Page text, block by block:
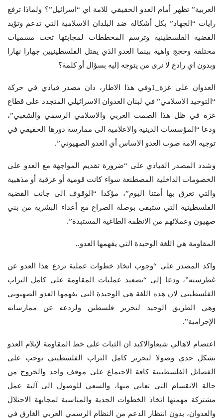
العربية” تظهر أمام العدو الحقيقي للامة اي “اسرائيل”؟ ولماذا ترفع
رايات “الجهاد” بكل أشكاله ضد البلدان الاسلامية التي تدعم وتؤيد
القضية الفلسطينية وترسم المخططات لمجابتها تحت مسميات
مختلفة وحجج واهية بينما العدو الذي يقتل الفلسطينيين جهارا نهارا
وبدون اي رادع لا نرى من يتوجه إليه بسؤال أو كلمة؟
العدوان على غزة_1وفي هذا الاطار، دان مصدر قيادي في حركة
“التوحيد الاسلامي” في لبنان العدوان الاسرائيلي المتجدد على قطاع
غزة في ظل هذا الصمت العربي والاسلامي الرسمي والشعبي”،
ودعا “المؤسسات الدينية والاعلامية الى ممارسة دورها الحقيقي في
توجيه الامة صوب العدو الاساس أي العدو الصهيوني”.
وشدد المصدر القيادي على “ضرورة تقديم المواجهة مع العدو على
الخصومات الداخلية المصطنعة سواء كانت قومية أو عرقية أو مذهبية
والتي تغرق بها أمتنا اليوم”، مؤكدا “الوقوف الى جانب القضية
الفلسطينية التي ستبقى بوصلة الصراع مع أعداء البشرية من بني
صهيون وعملائهم من الانظمة الطاغية المستبدة”.
المقاومة هي اللغة الوحيدة التي يفهمها العدو..
واكد المصدر على “وجوب اتخاذ خطوات عملية تردع هذا العدو عن
غطرسته”، ودعا إلى “تصعيد عمليات المقاومة على كامل التراب
الفلسطيني لان هذه اللغة هي الوحيدة التي يفهمها العدو الصهيوني
وهي الطريق الوحيد لتحرير فلسطين ولردعه عن ممارساته
الإجرامية”.
اعتصام لاهالي شبعاوالاكيد ان الثبات على خط المقاومة لإيلام العدو
بشكل جدي وصولا لتحرير كامل التراب الفلسطيني يوجب على
الفصائل الفلسطينية كافة الاجتماع على موقف واحد والخروج من
حالة الانقسام التي تعاني منها، والسعي للوصول الى آلية عمل
مشتركة مهمتها اتخاذ الخطوات الجدية والمناسبة لمجابهة الاحتلال
والعدوان، بدون انتظار الدعم من النظام الرسمي العربي الغارق في